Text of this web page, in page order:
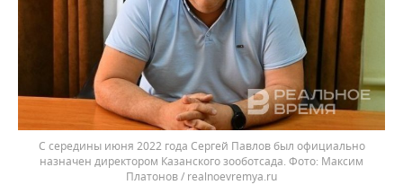
С середины июня 2022 года Сергей Павлов был официально
назначен директором Казанского зооботсада.
Максим
Платонов / realnoevremya.ru